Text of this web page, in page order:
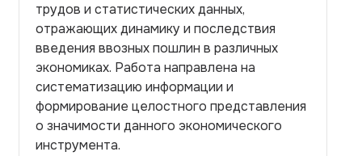
трудов и статистических данных,
отражающих динамику и последствия
введения ввозных пошлин в различных
экономиках. Работа направлена на
систематизацию информации и
формирование целостного представления
о значимости данного экономического
инструмента.